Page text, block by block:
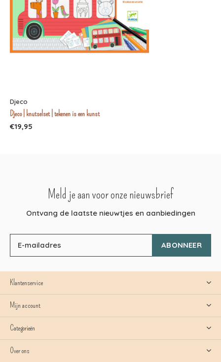
Djeco
Djeco | knutselset | tekenen is een kunst
€19,95
Meld je aan voor onze nieuwsbrief
Ontvang de laatste nieuwtjes en aanbiedingen
ABONNEER
Klantenservice
Mijn account
Categorieën
Over ons